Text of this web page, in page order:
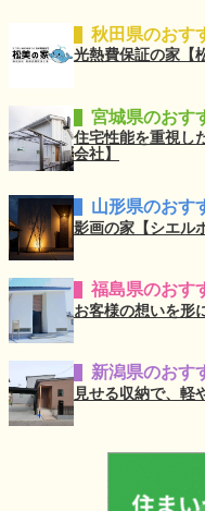
秋田県のおす
光熱費保証の家【
宮城県のおす
住宅性能を重視し
会社】
山形県のおす
影画の家【シエル
福島県のおす
お客様の想いを形
新潟県のおす
見せる収納で、軽